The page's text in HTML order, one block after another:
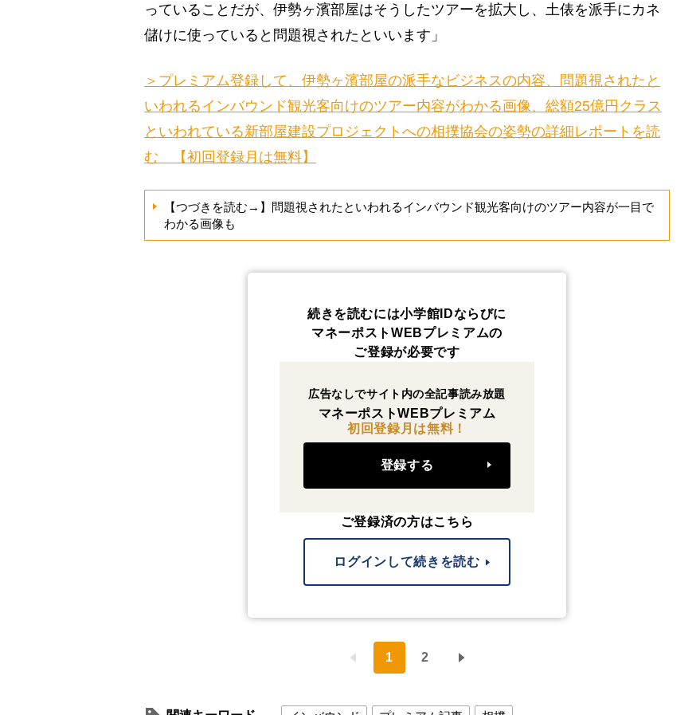
っていることだが、伊勢ヶ濱部屋はそうしたツアーを拡大し、土俵を派手にカネ
儲けに使っていると問題視されたといいます」
＞プレミアム登録して、伊勢ヶ濱部屋の派手なビジネスの内容、問題視されたと
いわれるインバウンド観光客向けのツアー内容がわかる画像、総額25億円クラス
といわれている新部屋建設プロジェクトへの相撲協会の姿勢の詳細レポートを読
む 【初回登録月は無料】
【つづきを読む→】問題視されたといわれるインバウンド観光客向けのツアー内容が一目で
わかる画像も
続きを読むには小学館IDならびに
マネーポストWEBプレミアムの
ご登録が必要です
広告なしでサイト内の全記事読み放題
マネーポストWEBプレミアム
初回登録月は無料！
登録する
ご登録済の方はこちら
ログインして続きを読む
1 2